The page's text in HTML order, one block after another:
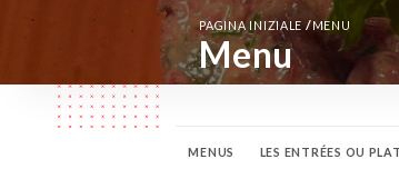
PAGINA INIZIALE / MENU
Menu
MENUS LES ENTRÉES OU